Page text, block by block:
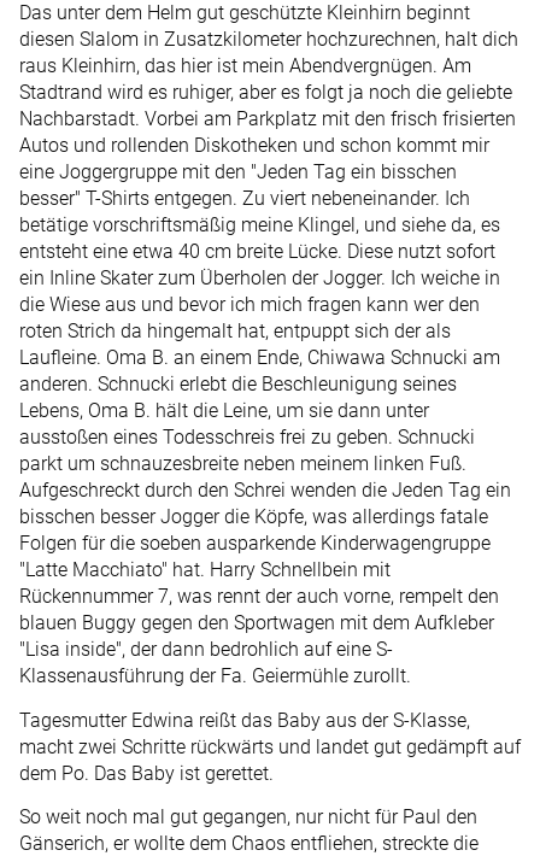
Das unter dem Helm gut geschützte Kleinhirn beginnt
diesen Slalom in Zusatzkilometer hochzurechnen, halt dich
raus Kleinhirn, das hier ist mein Abendvergnügen. Am
Stadtrand wird es ruhiger, aber es folgt ja noch die geliebte
Nachbarstadt. Vorbei am Parkplatz mit den frisch frisierten
Autos und rollenden Diskotheken und schon kommt mir
eine Joggergruppe mit den "Jeden Tag ein bisschen
besser" T-Shirts entgegen. Zu viert nebeneinander. Ich
betätige vorschriftsmäßig meine Klingel, und siehe da, es
entsteht eine etwa 40 cm breite Lücke. Diese nutzt sofort
ein Inline Skater zum Überholen der Jogger. Ich weiche in
die Wiese aus und bevor ich mich fragen kann wer den
roten Strich da hingemalt hat, entpuppt sich der als
Laufleine. Oma B. an einem Ende, Chiwawa Schnucki am
anderen. Schnucki erlebt die Beschleunigung seines
Lebens, Oma B. hält die Leine, um sie dann unter
ausstoßen eines Todesschreis frei zu geben. Schnucki
parkt um schnauzesbreite neben meinem linken Fuß.
Aufgeschreckt durch den Schrei wenden die Jeden Tag ein
bisschen besser Jogger die Köpfe, was allerdings fatale
Folgen für die soeben ausparkende Kinderwagengruppe
"Latte Macchiato" hat. Harry Schnellbein mit
Rückennummer 7, was rennt der auch vorne, rempelt den
blauen Buggy gegen den Sportwagen mit dem Aufkleber
"Lisa inside", der dann bedrohlich auf eine S-
Klassenausführung der Fa. Geiermühle zurollt.
Tagesmutter Edwina reißt das Baby aus der S-Klasse,
macht zwei Schritte rückwärts und landet gut gedämpft auf
dem Po. Das Baby ist gerettet.
So weit noch mal gut gegangen, nur nicht für Paul den
Gänserich, er wollte dem Chaos entfliehen, streckte die